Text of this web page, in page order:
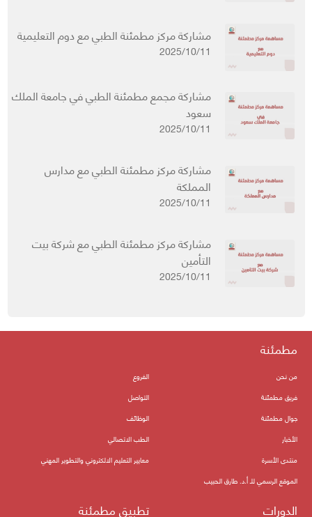
مشاركة مركز مطمئنة الطبي مع دوم التعليمية
2025/10/11
مشاركة مجمع مطمئنة الطبي في جامعة الملك
سعود
2025/10/11
مشاركة مركز مطمئنة الطبي مع مدارس
المملكة
2025/10/11
مشاركة مركز مطمئنة الطبي مع شركة بيت
التأمين
2025/10/11
مطمئنة
من نحن
فريق مطمئنة
جوال مطمئنة
الأخبار
منتدى الأسرة
الموقع الرسمي للـ أ.د. طارق الحبيب
الفروع
التواصل
الوظائف
الطب الاتصالي
معايير التعليم الالكتروني والتطوير المهني
الدورات تطبيق مطمئنة